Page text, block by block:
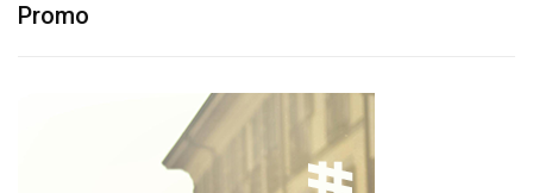
Promo